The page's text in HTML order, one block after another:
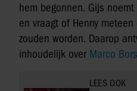
hem begonnen. Gijs
en vraagt of Henny
zouden worden. Daarop
inhoudelijk over Marco
LEES OOK